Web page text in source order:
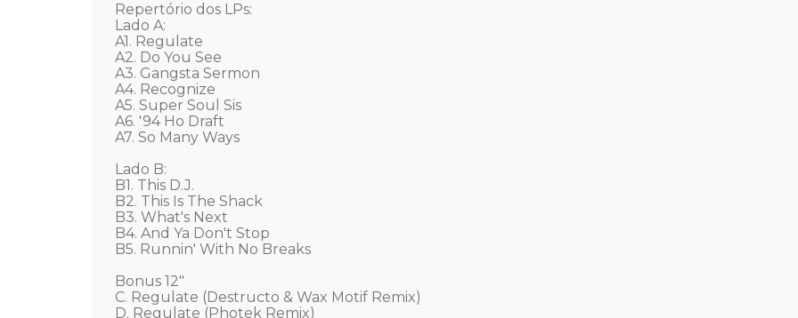
Repertório dos LPs:
Lado A:
A1. Regulate
A2. Do You See
A3. Gangsta Sermon
A4. Recognize
A5. Super Soul Sis
A6. '94 Ho Draft
A7. So Many Ways
Lado B:
B1. This D.J.
B2. This Is The Shack
B3. What's Next
B4. And Ya Don't Stop
B5. Runnin' With No Breaks
Bonus 12"
C. Regulate (Destructo & Wax Motif Remix)
D. Regulate (Photek Remix)